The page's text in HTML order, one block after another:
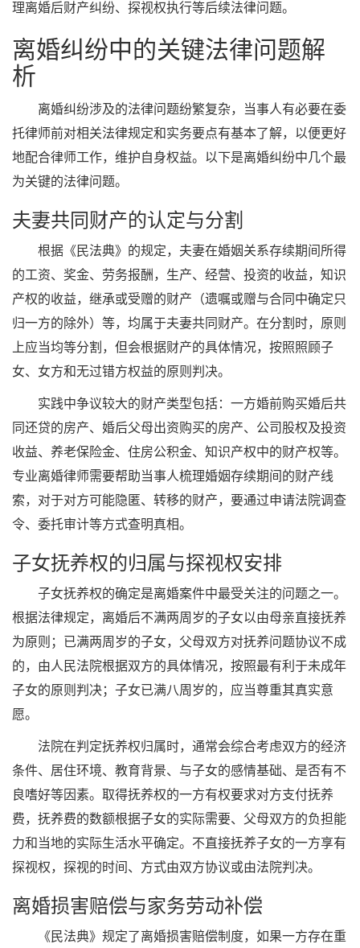
理离婚后财产纠纷、探视权执行等后续法律问题。
离婚纠纷中的关键法律问题解
析
离婚纠纷涉及的法律问题纷繁复杂，当事人有必要在委
托律师前对相关法律规定和实务要点有基本了解，以便更好
地配合律师工作，维护自身权益。以下是离婚纠纷中几个最
为关键的法律问题。
夫妻共同财产的认定与分割
根据《民法典》的规定，夫妻在婚姻关系存续期间所得
的工资、奖金、劳务报酬，生产、经营、投资的收益，知识
产权的收益，继承或受赠的财产（遗嘱或赠与合同中确定只
归一方的除外）等，均属于夫妻共同财产。在分割时，原则
上应当均等分割，但会根据财产的具体情况，按照照顾子
女、女方和无过错方权益的原则判决。
实践中争议较大的财产类型包括：一方婚前购买婚后共
同还贷的房产、婚后父母出资购买的房产、公司股权及投资
收益、养老保险金、住房公积金、知识产权中的财产权等。
专业离婚律师需要帮助当事人梳理婚姻存续期间的财产线
索，对于对方可能隐匿、转移的财产，要通过申请法院调查
令、委托审计等方式查明真相。
子女抚养权的归属与探视权安排
子女抚养权的确定是离婚案件中最受关注的问题之一。
根据法律规定，离婚后不满两周岁的子女以由母亲直接抚养
为原则；已满两周岁的子女，父母双方对抚养问题协议不成
的，由人民法院根据双方的具体情况，按照最有利于未成年
子女的原则判决；子女已满八周岁的，应当尊重其真实意
愿。
法院在判定抚养权归属时，通常会综合考虑双方的经济
条件、居住环境、教育背景、与子女的感情基础、是否有不
良嗜好等因素。取得抚养权的一方有权要求对方支付抚养
费，抚养费的数额根据子女的实际需要、父母双方的负担能
力和当地的实际生活水平确定。不直接抚养子女的一方享有
探视权，探视的时间、方式由双方协议或由法院判决。
离婚损害赔偿与家务劳动补偿
《民法典》规定了离婚损害赔偿制度，如果一方存在重